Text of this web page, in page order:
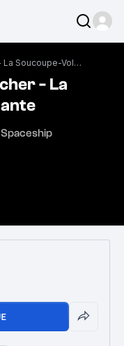
Pluto Va Chercher - La Soucoupe-Volante
- La